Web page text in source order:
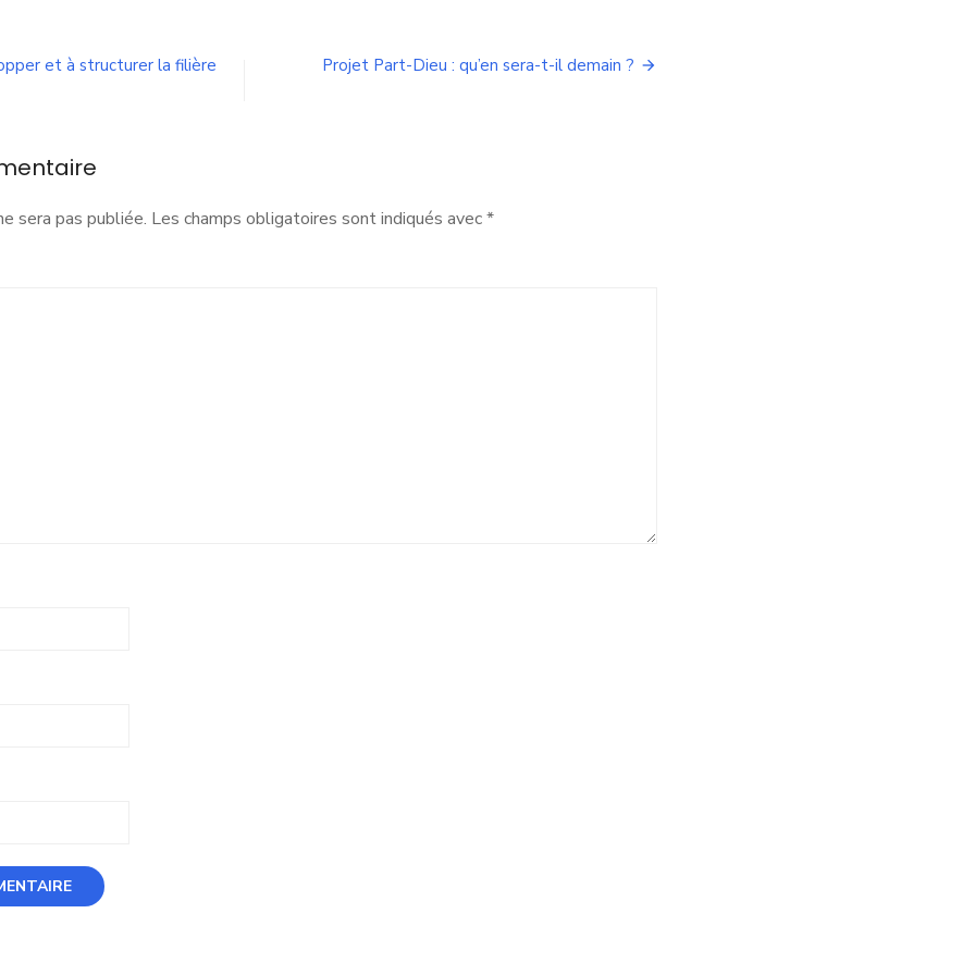
des
et à structurer la filière
Projet Part-Dieu : qu’en sera-t-il demain ?
sera pas publiée. Les champs obligatoires sont indiqués avec*